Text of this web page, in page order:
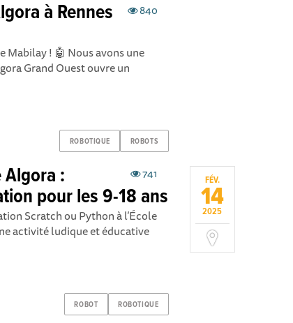
840
à Rennes
Mabilay ! 🤖 Nous avons une
Grand Ouest ouvre un
ROBOTIQUE ROBOTS
FÉV.
14
2025
741
:
pour les 9-18 ans
Scratch ou Python à l’École
activité ludique et éducative
ROBOT ROBOTIQUE